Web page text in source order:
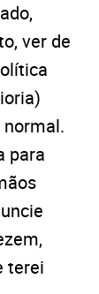
ver de
para
terei